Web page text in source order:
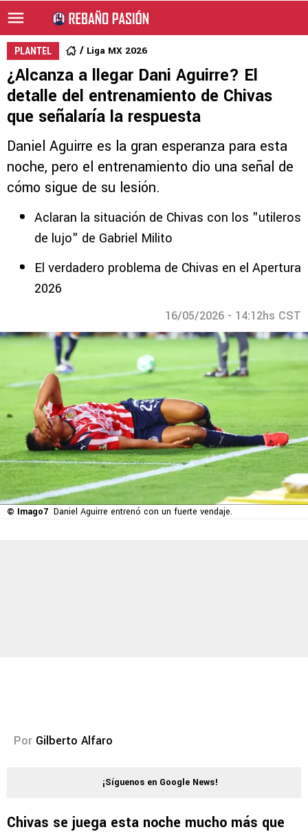
PLANTEL Liga MX 2026
¿Alcanza a llegar Dani Aguirre? El
detalle del entrenamiento de Chivas
que señalaría la respuesta
Daniel Aguirre es la gran esperanza para esta
noche, pero el entrenamiento dio una señal de
cómo sigue de su lesión.
Aclaran la situación de Chivas con los "utileros
de lujo" de Gabriel Milito
El verdadero problema de Chivas en el Apertura
2026
16/05/2026 - 14:12hs CST
© Imago7 Daniel Aguirre entrenó con un fuerte vendaje.
Por Gilberto Alfaro
¡Síguenos en Google News!
Chivas se juega esta noche mucho más que